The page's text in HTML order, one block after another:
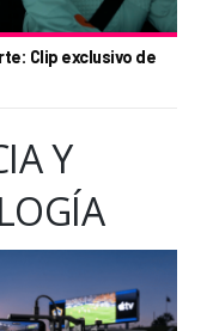
Clip exclusivo de
Y